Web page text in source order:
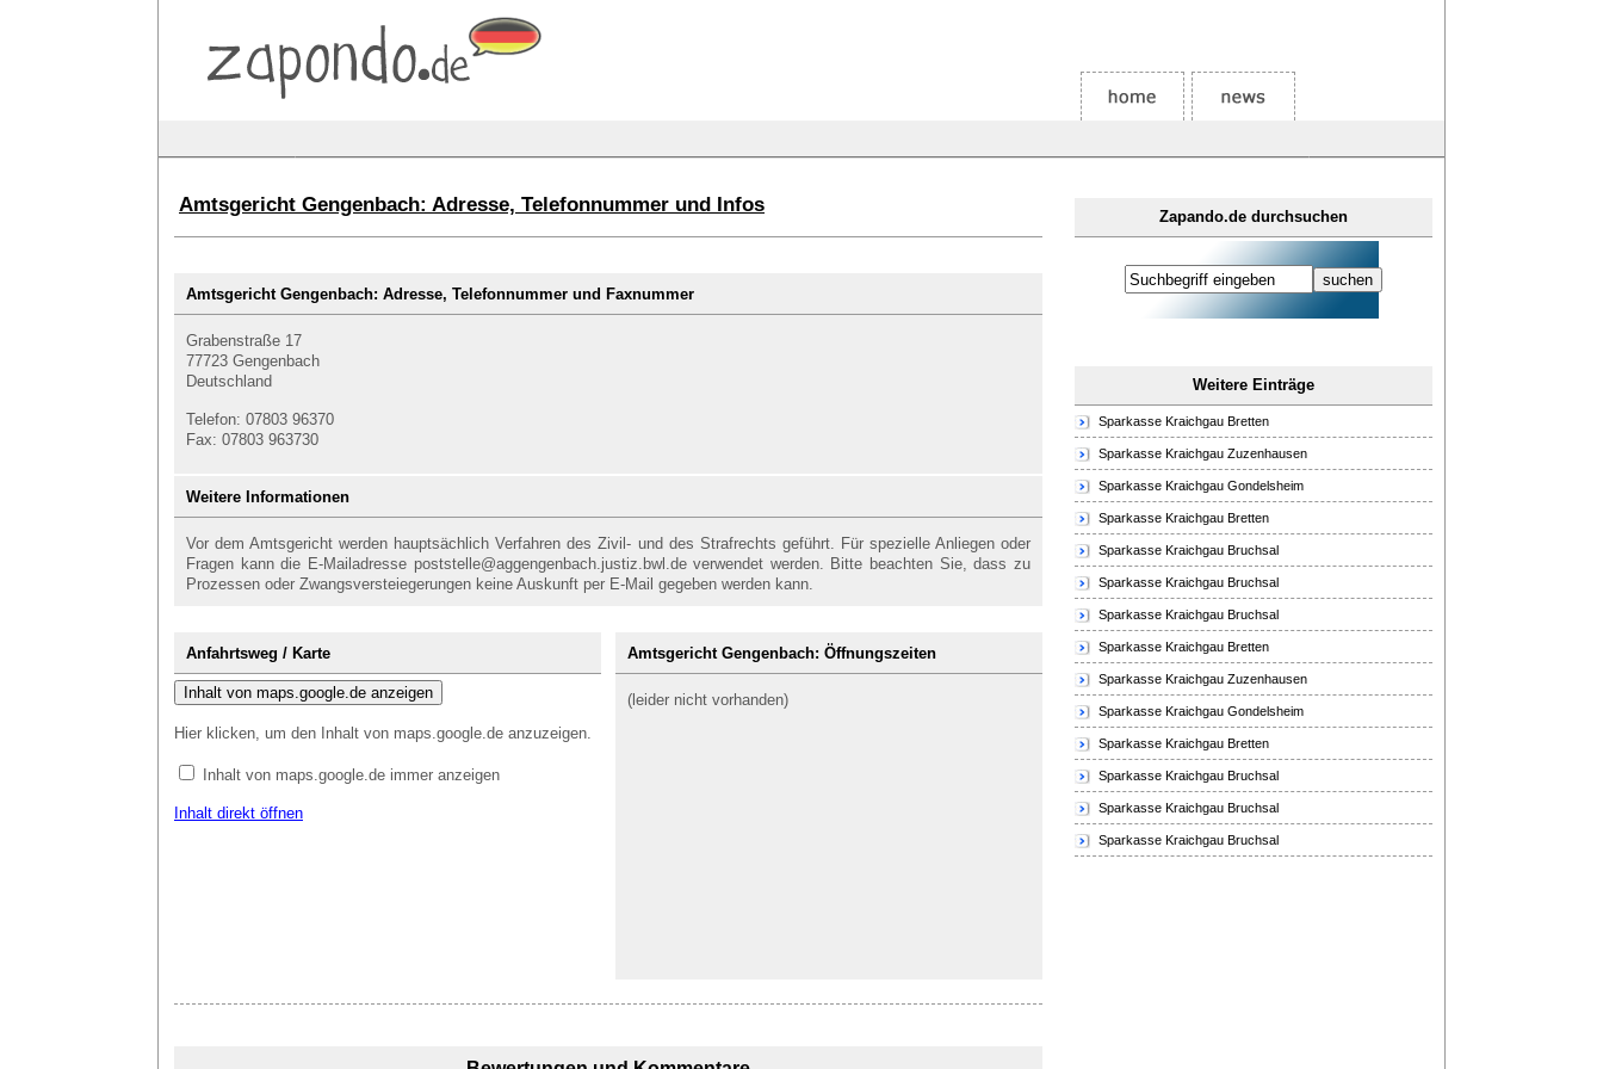
Zapando.de durchsuchen
Weitere Einträge
Sparkasse Kraichgau Bretten
Sparkasse Kraichgau Zuzenhausen
Sparkasse Kraichgau Gondelsheim
Sparkasse Kraichgau Bretten
Sparkasse Kraichgau Bruchsal
Sparkasse Kraichgau Bruchsal
Sparkasse Kraichgau Bruchsal
Sparkasse Kraichgau Bretten
Sparkasse Kraichgau Zuzenhausen
Sparkasse Kraichgau Gondelsheim
Sparkasse Kraichgau Bretten
Sparkasse Kraichgau Bruchsal
Sparkasse Kraichgau Bruchsal
Sparkasse Kraichgau Bruchsal
Amtsgericht Gengenbach: Adresse, Telefonnummer und Infos
Amtsgericht Gengenbach: Adresse, Telefonnummer und Faxnummer
Grabenstraße 17
77723 Gengenbach
Deutschland
Telefon: 07803 96370
Fax: 07803 963730
Weitere Informationen
Vor dem Amtsgericht werden hauptsächlich Verfahren des Zivil- und des Strafrechts geführt. Für spezielle Anliegen oder
Fragen kann die E-Mailadresse poststelle@aggengenbach.justiz.bwl.de verwendet werden. Bitte beachten Sie, dass zu
Prozessen oder Zwangsversteiegerungen keine Auskunft per E-Mail gegeben werden kann.
Anfahrtsweg / Karte
Inhalt von maps.google.de anzeigen
Hier klicken, um den Inhalt von maps.google.de anzuzeigen.
Inhalt von maps.google.de immer anzeigen
Inhalt direkt öffnen
Amtsgericht Gengenbach: Öffnungszeiten
(leider nicht vorhanden)